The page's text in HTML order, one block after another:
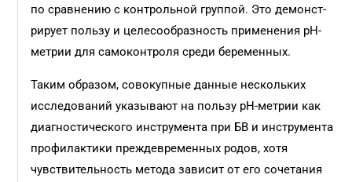
по сравнению с контрольной группой. Это демонст­
рирует пользу и целесообразность применения pH-
метрии для самоконтроля среди беременных.
Таким образом, совокупные данные нескольких
исследований указывают на пользу pH-метрии как
диагностического инструмента при БВ и инструмента
профилактики преждевременных родов, хотя
чувствительность метода зависит от его сочетания